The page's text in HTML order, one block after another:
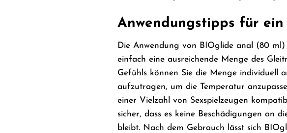
Anwendungstipps für
Die Anwendung von BIOglide anal (80
einfach eine ausreichende Menge des
Gefühls können Sie die Menge individuell
aufzutragen, um die Temperatur
einer Vielzahl von Sexspielzeugen
sicher, dass es keine Beschädigungen an
bleibt. Nach dem Gebrauch lässt sich